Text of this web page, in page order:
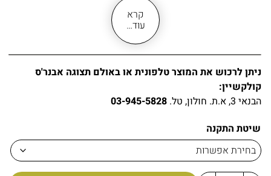
מחזיק סבוניה לקיר, לחדר אמבטיה, למקלחת או לשירותים
לא דורש הרבה מקום, תלוי לקיר
שיטת ההרכבה: קידוח או הדבקה לבחירתכם
מוצר מאוד נוח ויציב נגד החלקה
מחזיק סבוניה עשוי מ- BRASS
גימור גרפיט (אפור כהה) אל חלד איכותי
עמיד בתנאי לחות ומים לאורך שנים
סבוניה לסבון קשיח עשויה זכוכית חלבית
אביזר יוקרתי ואלגנטי לחדרי רחצה מעוצבים
האריזה מגיעה עם כל חלקי הרכבה הנדרשים
ניתן להתאים אביזרים לאמבטיה משלימים בגימור גרפיט
(לחץ
כאן)
קרא
עוד…
ניתן לרכוש את המוצר טלפונית או באולם תצוגה אבנר'ס
קולקשיין:
הבנאי 3, א.ת. חולון, טל.
03-945-5828
שיטת התקנה